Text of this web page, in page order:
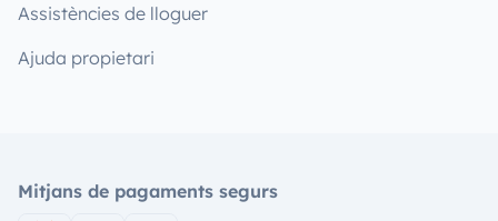
Assistències de lloguer
Ajuda propietari
Mitjans de pagaments segurs